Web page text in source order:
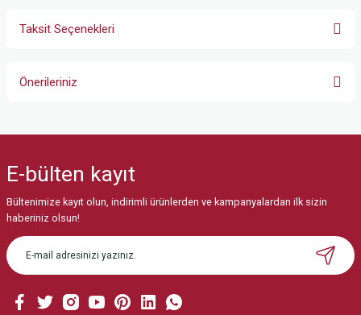
Taksit Seçenekleri
Önerileriniz
Görüş ve önerileriniz için teşekkür ederiz.
Ürün resmi kalitesiz, bozuk veya görüntülenemiyor.
Ürün açıklamasında eksik bilgiler bulunuyor.
Ürün bilgilerinde hatalar bulunuyor.
Bu ürüne benzer farklı alternatifler olmalı.
E-bülten kayıt
Bültenimize kayıt olun, indirimli ürünlerden ve kampanyalardan ilk sizin
haberiniz olsun!